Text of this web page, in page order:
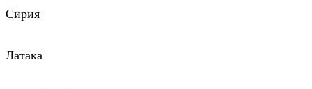
Сирия
Латака